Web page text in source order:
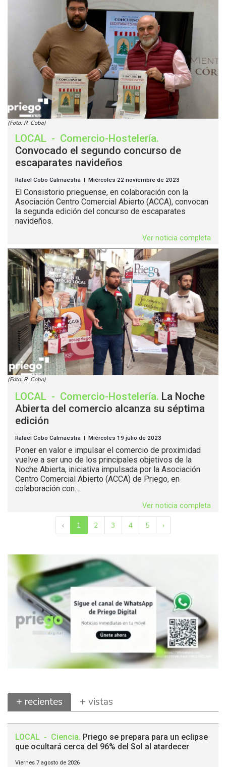
(Foto: R. Cobo)
LOCAL - Comercio-Hostelería.
Convocado el segundo concurso de
escaparates navideños
Rafael Cobo Calmaestra | Miércoles 22 noviembre de 2023
El Consistorio prieguense, en colaboración con la
Asociación Centro Comercial Abierto (ACCA), convocan
la segunda edición del concurso de escaparates
navideños.
Ver noticia completa
(Foto: R. Cobo)
LOCAL - Comercio-Hostelería. La Noche
Abierta del comercio alcanza su séptima
edición
Rafael Cobo Calmaestra | Miércoles 19 julio de 2023
Poner en valor e impulsar el comercio de proximidad
vuelve a ser uno de los principales objetivos de la
Noche Abierta, iniciativa impulsada por la Asociación
Centro Comercial Abierto (ACCA) de Priego, en
colaboración con...
Ver noticia completa
‹ 1 2 3 4 5 ›
+ recientes + vistas
LOCAL - Ciencia. Priego se prepara para un eclipse
que ocultará cerca del 96% del Sol al atardecer
Viernes 7 agosto de 2026